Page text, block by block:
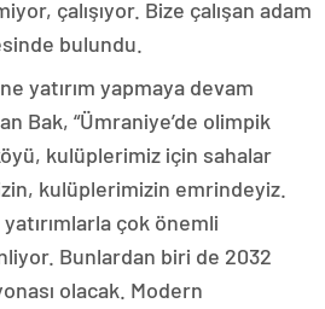
çalışıyor. Bize çalışan adam
bulundu.
yatırım yapmaya devam
Bak, “Ümraniye’de olimpik
kulüplerimiz için sahalar
kulüplerimizin emrindeyiz.
çok önemli
Bunlardan biri de 2032
olacak. Modern